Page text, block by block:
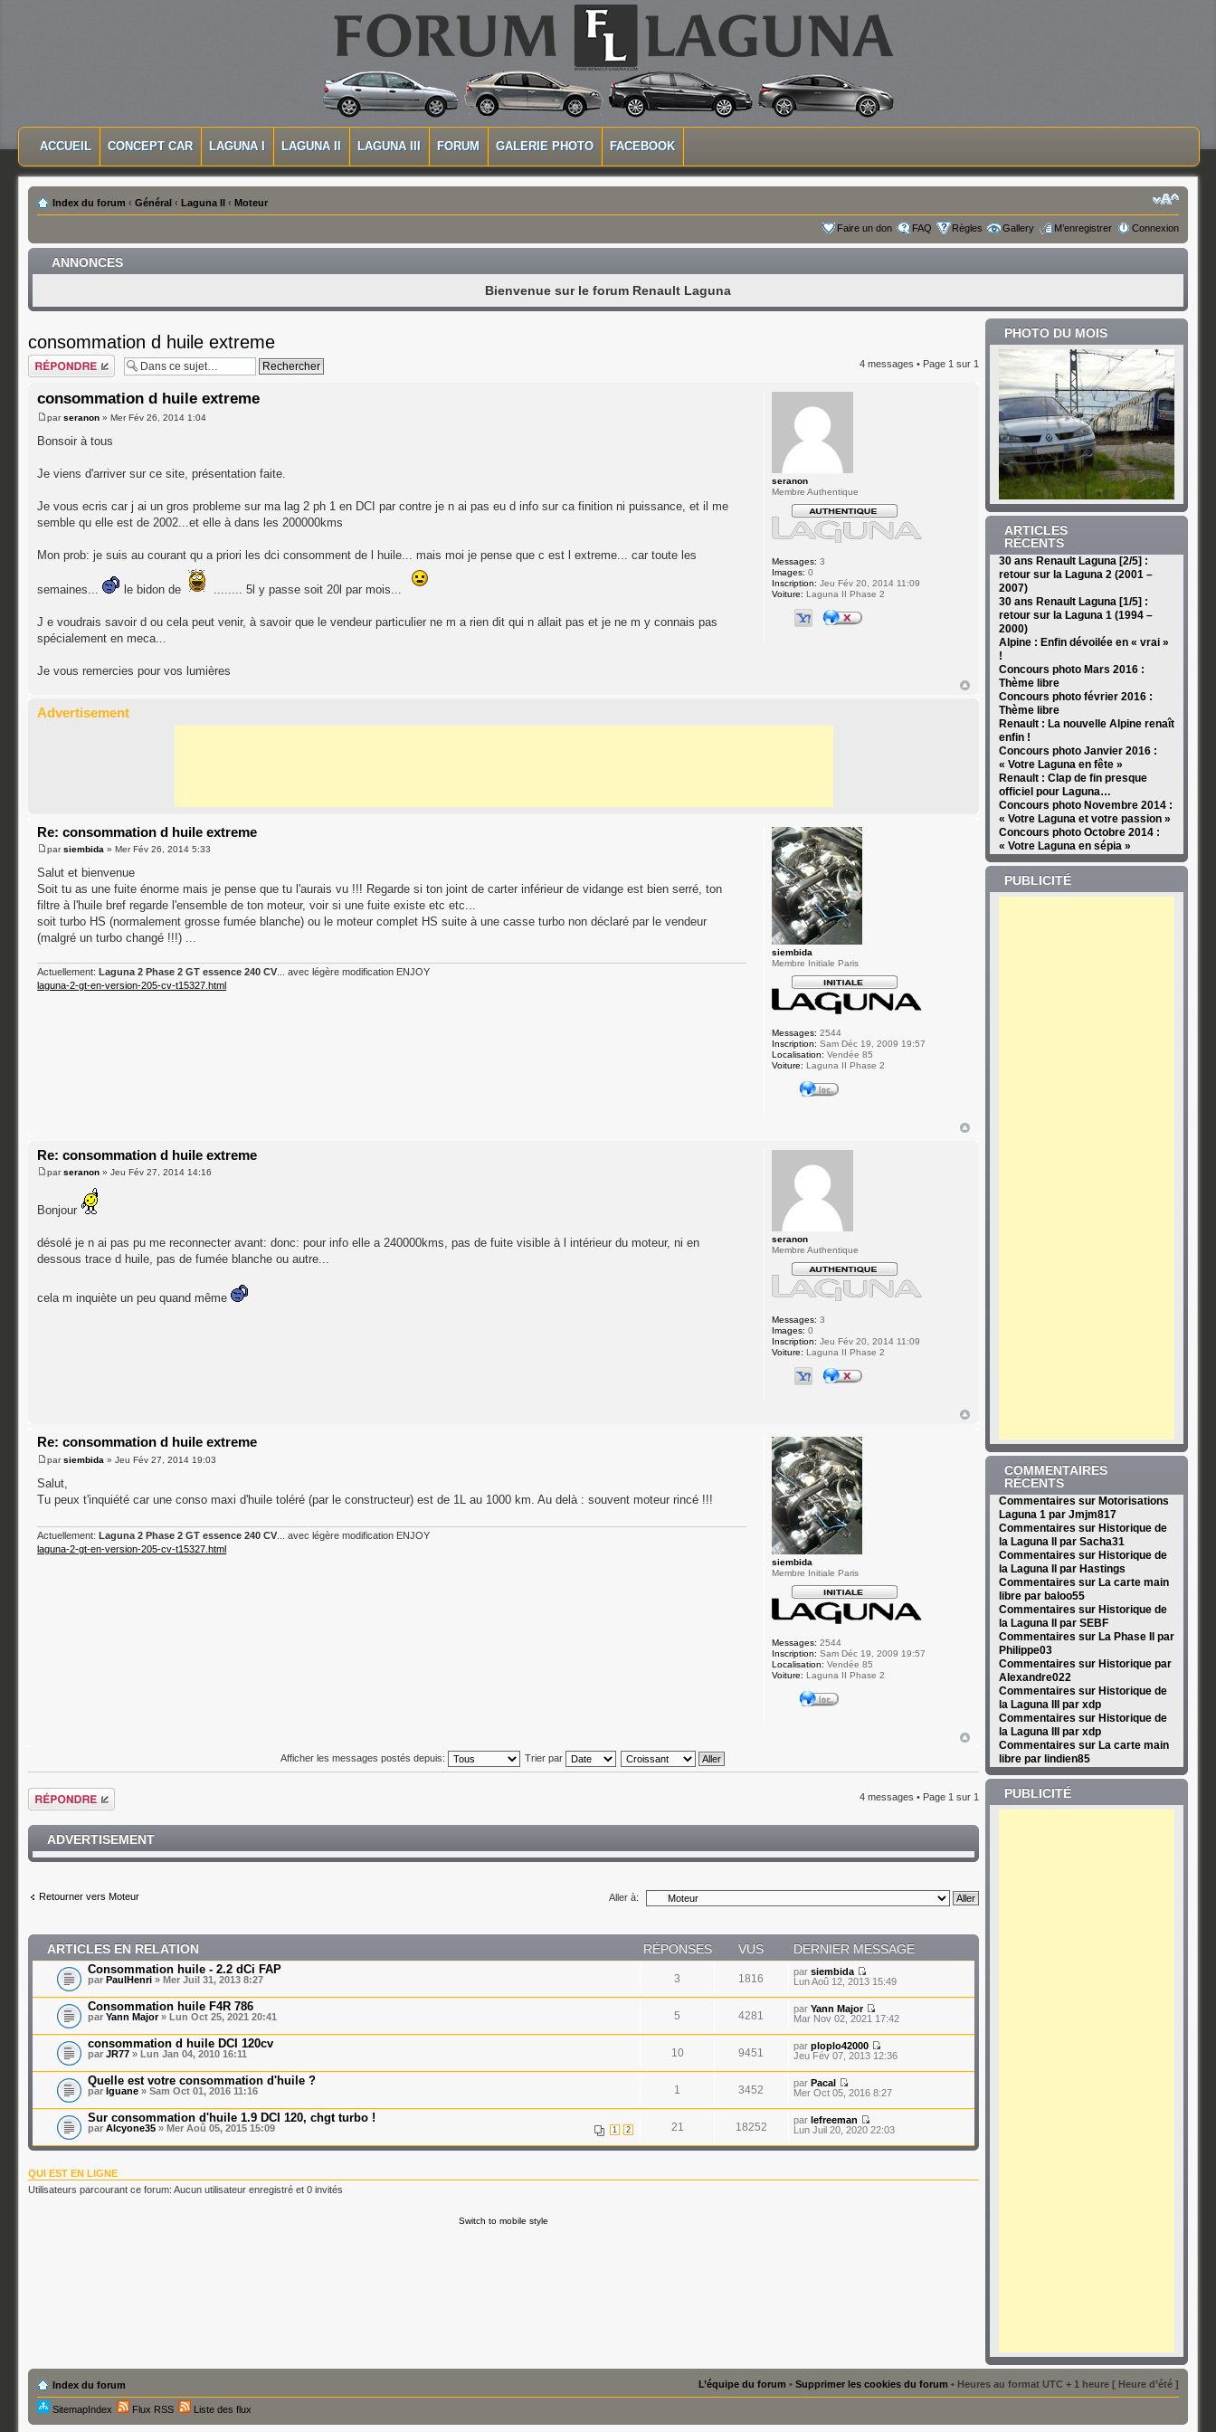
MENU PRINCIPAL
ACCUEIL CONCEPT CAR LAGUNA I LAGUNA II LAGUNA III FORUM GALERIE PHOTO FACEBOOK
Index du forum ‹ Général ‹ Laguna II ‹ Moteur
Faire un don FAQ Règles Gallery M’enregistrer Connexion
ANNONCES
Bienvenue sur le forum Renault Laguna
consommation d huile extreme
Répondre 4 messages • Page 1 sur 1
consommation d huile extreme
parseranon » Mer Fév 26, 2014 1:04
Bonsoir à tous
Je viens d'arriver sur ce site, présentation faite.
Je vous ecris car j ai un gros probleme sur ma lag 2 ph 1 en DCI par contre je n ai pas eu d info sur ca finition ni puissance, et il me
semble qu elle est de 2002...et elle à dans les 200000kms
Mon prob: je suis au courant qu a priori les dci consomment de l huile... mais moi je pense que c est l extreme... car toute les
semaines... le bidon de ........ 5l y passe soit 20l par mois...
J e voudrais savoir d ou cela peut venir, à savoir que le vendeur particulier ne m a rien dit qui n allait pas et je ne m y connais pas
spécialement en meca...
Je vous remercies pour vos lumières
seranon
Membre Authentique
Messages: 3
Images: 0
Inscription: Jeu Fév 20, 2014 11:09
Voiture: Laguna II Phase 2
Advertisement
Re: consommation d huile extreme
parsiembida » Mer Fév 26, 2014 5:33
Salut et bienvenue
Soit tu as une fuite énorme mais je pense que tu l'aurais vu !!! Regarde si ton joint de carter inférieur de vidange est bien serré, ton
filtre à l'huile bref regarde l'ensemble de ton moteur, voir si une fuite existe etc etc...
soit turbo HS (normalement grosse fumée blanche) ou le moteur complet HS suite à une casse turbo non déclaré par le vendeur
(malgré un turbo changé !!!) ...
Actuellement:Laguna 2 Phase 2 GT essence 240 CV ... avec légère modification ENJOY
laguna-2-gt-en-version-205-cv-t15327.html
siembida
Membre Initiale Paris
Messages: 2544
Inscription: Sam Déc 19, 2009 19:57
Localisation: Vendée 85
Voiture: Laguna II Phase 2
Re: consommation d huile extreme
parseranon » Jeu Fév 27, 2014 14:16
Bonjour
désolé je n ai pas pu me reconnecter avant: donc: pour info elle a 240000kms, pas de fuite visible à l intérieur du moteur, ni en
dessous trace d huile, pas de fumée blanche ou autre...
cela m inquiète un peu quand même
seranon
Membre Authentique
Messages: 3
Images: 0
Inscription: Jeu Fév 20, 2014 11:09
Voiture: Laguna II Phase 2
Re: consommation d huile extreme
parsiembida » Jeu Fév 27, 2014 19:03
Salut,
Tu peux t'inquiété car une conso maxi d'huile toléré (par le constructeur) est de 1L au 1000 km. Au delà : souvent moteur rincé !!!
Actuellement: Laguna 2 Phase 2 GT essence 240 CV ... avec légère modification ENJOY
laguna-2-gt-en-version-205-cv-t15327.html
siembida
Membre Initiale Paris
Messages: 2544
Inscription: Sam Déc 19, 2009 19:57
Localisation: Vendée 85
Voiture: Laguna II Phase 2
Afficher les messages postés depuis: Trier par
Répondre 4 messages • Page 1 sur 1
ADVERTISEMENT
Retourner vers Moteur Aller à:
ARTICLES EN RELATION RÉPONSES VUS DERNIER MESSAGE
Consommation huile - 2.2 dCi FAP
parPaulHenri » Mer Juil 31, 2013 8:27 3 1816
par siembida
Lun Aoû 12, 2013 15:49
Consommation huile F4R 786
parYann Major» Lun Oct 25, 2021 20:41 5 4281
par Yann Major
Mar Nov 02, 2021 17:42
consommation d huile DCI 120cv
parJR77 » Lun Jan 04, 2010 16:11 10 9451
par ploplo42000
Jeu Fév 07, 2013 12:36
Quelle est votre consommation d'huile ?
parIguane » Sam Oct 01, 2016 11:16 1 3452
par Pacal
Mer Oct 05, 2016 8:27
Sur consommation d'huile 1.9 DCI 120, chgt turbo !
1 2
parAlcyone35 » Mer Aoû 05, 2015 15:09 21 18252
par lefreeman
Lun Juil 20, 2020 22:03
QUI EST EN LIGNE
Utilisateurs parcourant ce forum: Aucun utilisateur enregistré et 0 invités
Switch to mobile style
PHOTO DU MOIS
ARTICLES
RÉCENTS
30 ans Renault Laguna [2/5] :
retour sur la Laguna 2 (2001 –
2007)
30 ans Renault Laguna [1/5] :
retour sur la Laguna 1 (1994 –
2000)
Alpine : Enfin dévoilée en « vrai »
!
Concours photo Mars 2016 :
Thème libre
Concours photo février 2016 :
Thème libre
Renault : La nouvelle Alpine renaît
enfin !
Concours photo Janvier 2016 :
« Votre Laguna en fête »
Renault : Clap de fin presque
officiel pour Laguna…
Concours photo Novembre 2014 :
« Votre Laguna et votre passion »
Concours photo Octobre 2014 :
« Votre Laguna en sépia »
PUBLICITÉ
COMMENTAIRES
RÉCENTS
Commentaires sur Motorisations
Laguna 1 par Jmjm817
Commentaires sur Historique de
la Laguna II par Sacha31
Commentaires sur Historique de
la Laguna II par Hastings
Commentaires sur La carte main
libre par baloo55
Commentaires sur Historique de
la Laguna II par SEBF
Commentaires sur La Phase II par
Philippe03
Commentaires sur Historique par
Alexandre022
Commentaires sur Historique de
la Laguna III par xdp
Commentaires sur Historique de
la Laguna III par xdp
Commentaires sur La carte main
libre par lindien85
PUBLICITÉ
Index du forum L’équipe du forum • Supprimer les cookies du forum • Heures au format UTC + 1 heure [ Heure d’été ]
SitemapIndex Flux RSS Liste des flux